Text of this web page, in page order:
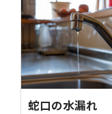
蛇口の水漏れ